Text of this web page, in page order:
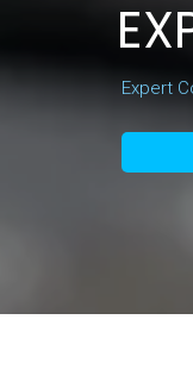
Expert